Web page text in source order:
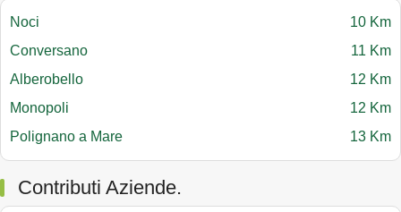
Noci
10 Km
Conversano
11 Km
Alberobello
12 Km
Monopoli
12 Km
Polignano a Mare
13 Km
Contributi Aziende.